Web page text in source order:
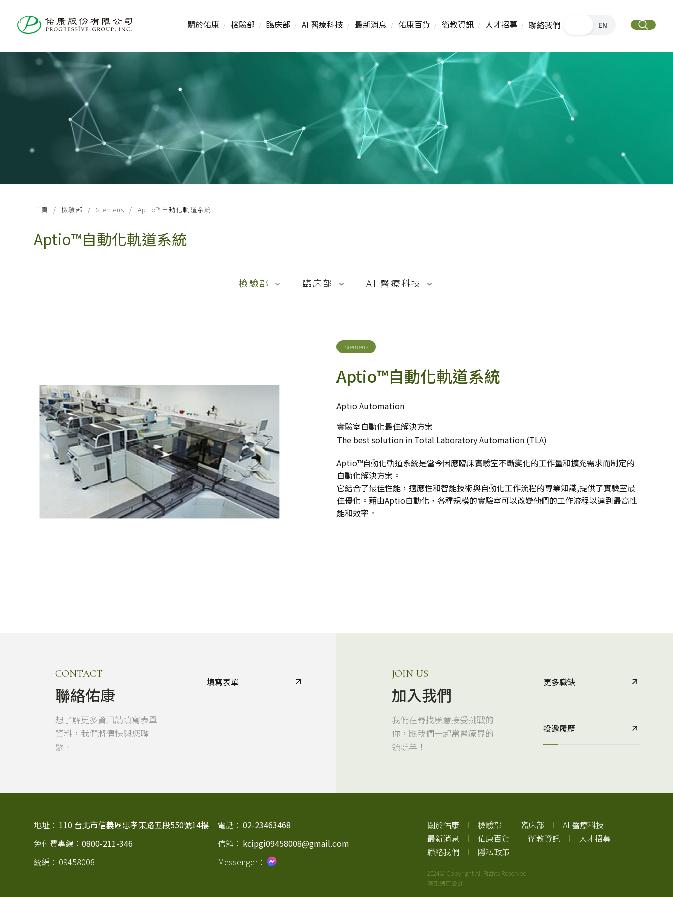
關於佑康 檢驗部 臨床部 AI 醫療科技 最新消息 佑康百貨 衛教資訊 人才招募 聯絡我們 EN
首頁 檢驗部 Siemens Aptio™自動化軌道系統
Aptio™自動化軌道系統
檢驗部 臨床部
Smith & Nephew
AI 醫療科技
AI-PBRTQC
Siemens
Aptio™自動化軌道系統
Aptio Automation
實驗室自動化最佳解決方案
The best solution in Total Laboratory Automation (TLA)
Aptio™自動化軌道系統是當今因應臨床實驗室不斷變化的工作量和擴充需求而制定的
自動化解決方案。
它結合了最佳性能，適應性和智能技術與自動化工作流程的專業知識,提供了實驗室最
佳優化。藉由Aptio自動化，各種規模的實驗室可以改變他們的工作流程以達到最高性
能和效率。
CONTACT
聯絡佑康
想了解更多資訊請填寫表單
資料，我們將儘快與您聯
繫。
填寫表單
JOIN US
加入我們
我們在尋找願意接受挑戰的
你，跟我們一起當醫療界的
領頭羊！
更多職缺
投遞履歷
地址： 110 台北市信義區忠孝東路五段550號14樓 電話： 02-23463468
免付費專線：0800-211-346 信箱： kcipgi09458008@gmail.com
統編： 09458008 Messenger：
關於佑康 檢驗部 臨床部
AI 醫療科技
最新消息
佑康百貨 衛教資訊
人才招募
聯絡我們
隱私政策
2024© Copyright All Rights Reserved
蘋果網頁設計